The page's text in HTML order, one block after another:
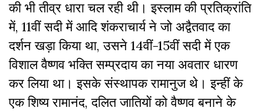
की भी तीव्र धारा चल रही थी। इस्लाम की प्रतिक्रांति
में, 11वीं सदी में आदि शंकराचार्य ने जो अद्वैतवाद का
दर्शन खड़ा किया था, उसने 14वीं-15वीं सदी में एक
विशाल वैष्णव भक्ति सम्प्रदाय का नया अवतार धारण
कर लिया था। इसके संस्थापक रामानुज थे। इन्हीं के
एक शिष्य रामानंद, दलित जातियों को वैष्णव बनाने के